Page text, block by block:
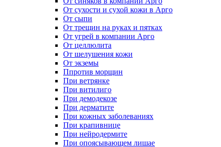
От сухости и сухой кожи в Арго
От сыпи
От трещин на руках и пятках
От угрей в компании Арго
От целлюлита
От шелушения кожи
От экземы
Ппротив морщин
При ветрянке
При витилиго
При демодекозе
При дерматите
При кожных заболеваниях
При крапивнице
При нейродермите
При опоясывающем лишае